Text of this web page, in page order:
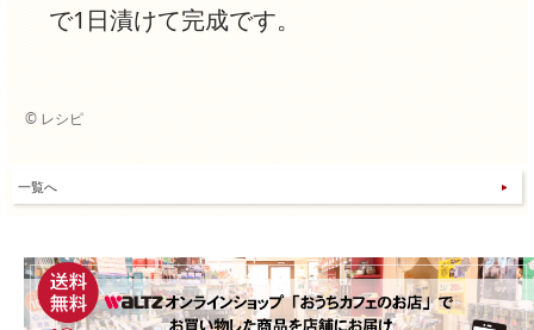
で1日漬けて完成です。
© レシピ
一覧へ